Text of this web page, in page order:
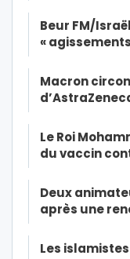
Beur FM/
«
Macron
Le Roi
du vaccin
Deux
après une
Les